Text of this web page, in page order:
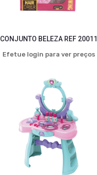
CONJUNTO BELEZA REF 20011
Efetue login para ver preços